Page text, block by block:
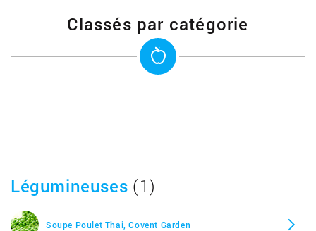
Classés par catégorie
Légumineuses (1)
Soupe Poulet Thai, Covent Garden